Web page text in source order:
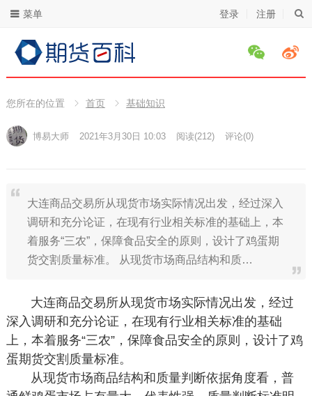
登录 注册
菜单
您所在的位置 首页 基础知识
博易大师 2021年3月30日 10:03 阅读(212) 评论(0)
大连商品交易所从现货市场实际情况出发，经过深入
调研和充分论证，在现有行业相关标准的基础上，本
着服务“三农”，保障食品安全的原则，设计了鸡蛋期
货交割质量标准。 从现货市场商品结构和质…
大连商品交易所从现货市场实际情况出发，经过
深入调研和充分论证，在现有行业相关标准的基础
上，本着服务“三农”，保障食品安全的原则，设计了鸡
蛋期货交割质量标准。
从现货市场商品结构和质量判断依据角度看，普